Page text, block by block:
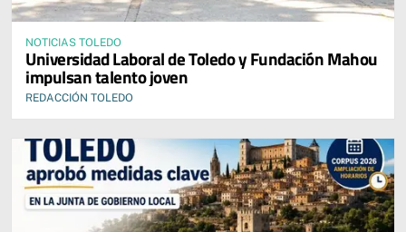
NOTICIAS TOLEDO
Universidad Laboral de Toledo y Fundación Mahou
impulsan talento joven
REDACCIÓN TOLEDO